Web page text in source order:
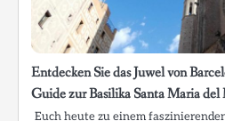
Entdecken Sie das Juwel von
Guide zur Basilika Santa Maria del
Euch heute zu einem